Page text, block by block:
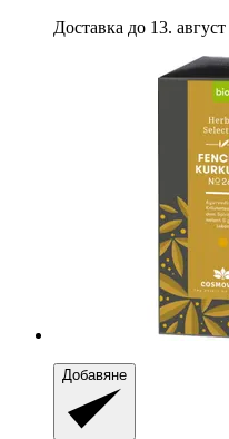
Доставка до 13. август
Добавяне